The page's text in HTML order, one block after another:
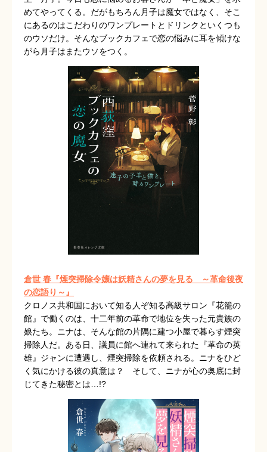
めてやってくる。だがもちろん月子は魔女ではなく、そこ
にあるのはこだわりのワンプレートとドリンクといくつも
のウソだけ。そんなブックカフェで恋の悩みに耳を傾けな
がら月子はまたウソをつく。
倉世 春『煙突掃除令嬢は妖精さんの夢を見る ～革命後夜
の恋語り～』
クロノス共和国において知る人ぞ知る高級サロン『花籠の
館』で働くのは、十二年前の革命で地位を失った元貴族の
娘たち。ニナは、そんな館の片隅に建つ小屋で暮らす煙突
掃除人だ。ある日、議員に館へ連れて来られた『革命の英
雄』ジャンに遭遇し、煙突掃除を依頼される。ニナをひど
く気にかける彼の真意は？ そして、ニナが心の奥底に封
じてきた秘密とは…!?